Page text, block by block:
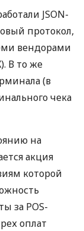
JSON-
протокол,
вендорами
В то же
(в
чека
на
акция
которой
за POS-
оплат